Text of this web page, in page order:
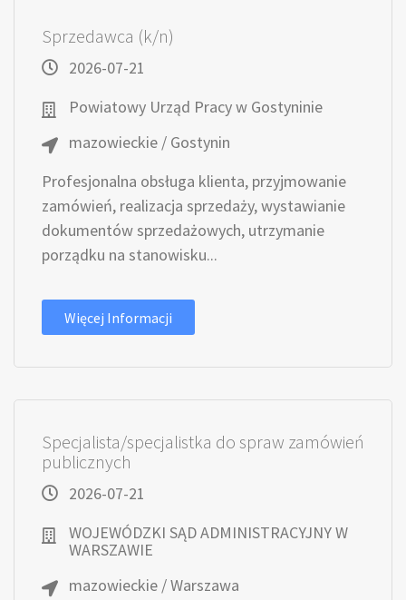
Sprzedawca (k/n)
2026-07-21
Powiatowy Urząd Pracy w Gostyninie
mazowieckie / Gostynin
Profesjonalna obsługa klienta, przyjmowanie
zamówień, realizacja sprzedaży, wystawianie
dokumentów sprzedażowych, utrzymanie
porządku na stanowisku...
Więcej Informacji
Specjalista/specjalistka do spraw zamówień
publicznych
2026-07-21
WOJEWÓDZKI SĄD ADMINISTRACYJNY W
WARSZAWIE
mazowieckie / Warszawa